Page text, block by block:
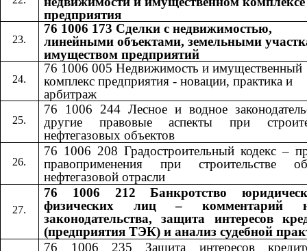
предприятия
76 1006 173 Сделки с недвижимостью,
линейными объектами, земельными
имуществом предприятий
76 1006 005 Недвижимость и имущественный
комплекс предприятия - новации, практика и
арбитраж
76 1006 244 Лесное и водное
другие правовые аспекты при
нефтегазовых объектов
76 1006 208 Градостроительный кодекс –
правоприменения при строительстве
нефтегазовой отрасли
76 1006 212 Банкротство
физических лиц – комментарий
законодательства, защита интересов
(предприятия ТЭК) и анализ судебной
76 1006 235 Защита интересов